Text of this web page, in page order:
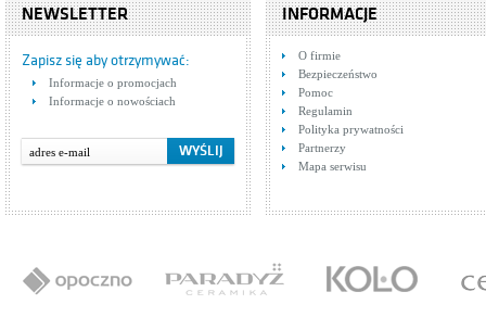
NEWSLETTER
Zapisz się aby otrzymywać:
Informacje o promocjach
Informacje o nowościach
INFORMACJE
O firmie
Bezpieczeństwo
Pomoc
Regulamin
Polityka prywatności
Partnerzy
Mapa serwisu